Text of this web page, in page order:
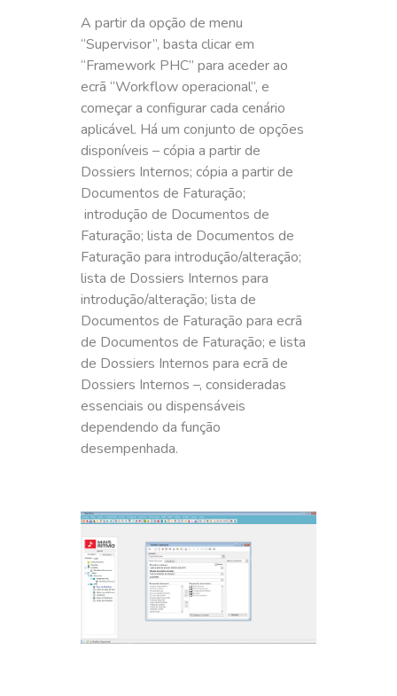
A partir da opção de menu
“Supervisor”, basta clicar em
“Framework PHC” para aceder ao
ecrã “Workflow operacional”, e
começar a configurar cada cenário
aplicável. Há um conjunto de opções
disponíveis – cópia a partir de
Dossiers Internos; cópia a partir de
Documentos de Faturação;
introdução de Documentos de
Faturação; lista de Documentos de
Faturação para introdução/alteração;
lista de Dossiers Internos para
introdução/alteração; lista de
Documentos de Faturação para ecrã
de Documentos de Faturação; e lista
de Dossiers Internos para ecrã de
Dossiers Internos –, consideradas
essenciais ou dispensáveis
dependendo da função
desempenhada.